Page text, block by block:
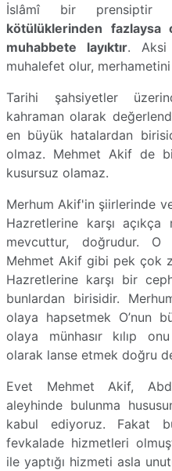
İslâmî bir
kötülüklerinden
muhabbete layıktır. Aksi
muhalefet olur,
Tarihi şahsiyetler
kahraman olarak
en büyük hatalardan
olmaz. Mehmet Akif de
kusursuz olamaz.
Merhum Akif'in şiirlerinde
Hazretlerine karşı
mevcuttur, doğrudur. O
Mehmet Akif gibi pek çok
Hazretlerine karşı bir
bunlardan birisidir.
olaya hapsetmek O’nun
olaya münhasır kılıp
olarak lanse etmek doğru
Evet Mehmet Akif,
aleyhinde bulunma
kabul ediyoruz. Fakat
fevkalade hizmetleri
ile yaptığı hizmeti asla